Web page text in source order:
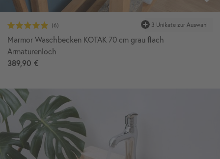
Marmor Waschbecken KOTAK 70 cm grau flach
Armaturenloch
389,90 €